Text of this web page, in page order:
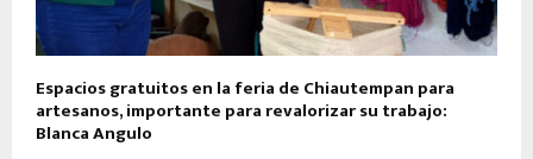
Espacios gratuitos en la feria de Chiautempan para
artesanos, importante para revalorizar su trabajo:
Blanca Angulo